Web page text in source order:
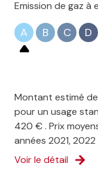
Emission de gaz à
A B C D
Montant estimé
pour un usage
420 € . Prix
années 2021,
Voir le détail